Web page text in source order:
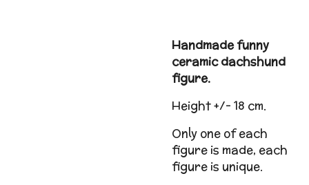
Handmade funny
ceramic dachshund
figure.
Height +/- 18 cm.
Only one of each
figure is made, each
figure is unique.